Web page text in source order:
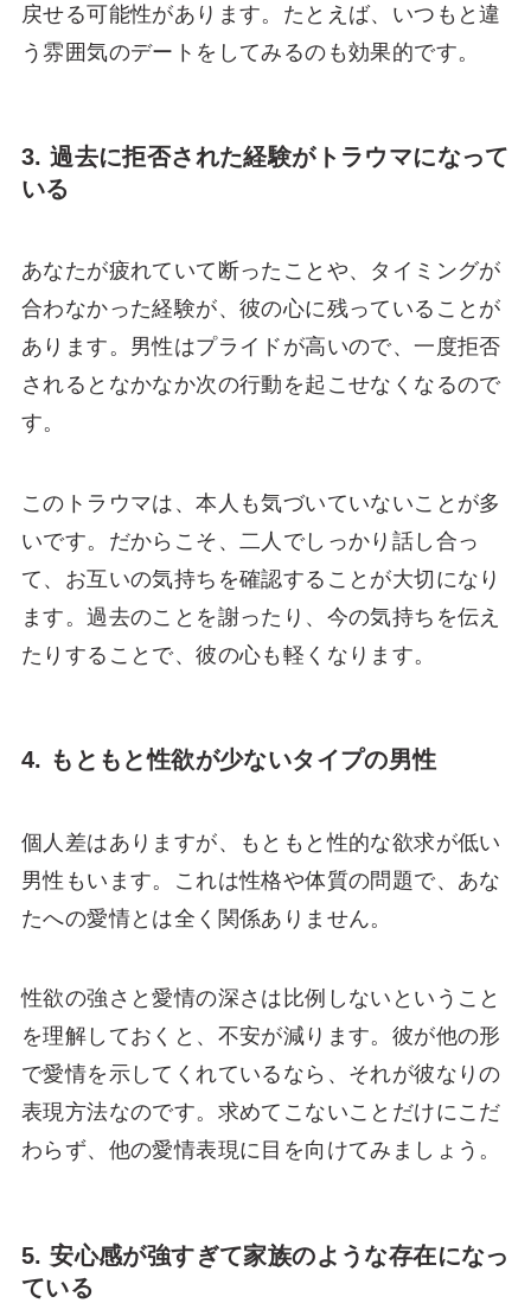
戻せる可能性があります。たとえば、いつもと違
う雰囲気のデートをしてみるのも効果的です。
3. 過去に拒否された経験がトラウマになって
いる
あなたが疲れていて断ったことや、タイミングが
合わなかった経験が、彼の心に残っていることが
あります。男性はプライドが高いので、一度拒否
されるとなかなか次の行動を起こせなくなるので
す。
このトラウマは、本人も気づいていないことが多
いです。だからこそ、二人でしっかり話し合っ
て、お互いの気持ちを確認することが大切になり
ます。過去のことを謝ったり、今の気持ちを伝え
たりすることで、彼の心も軽くなります。
4. もともと性欲が少ないタイプの男性
個人差はありますが、もともと性的な欲求が低い
男性もいます。これは性格や体質の問題で、あな
たへの愛情とは全く関係ありません。
性欲の強さと愛情の深さは比例しないということ
を理解しておくと、不安が減ります。彼が他の形
で愛情を示してくれているなら、それが彼なりの
表現方法なのです。求めてこないことだけにこだ
わらず、他の愛情表現に目を向けてみましょう。
5. 安心感が強すぎて家族のような存在になっ
ている